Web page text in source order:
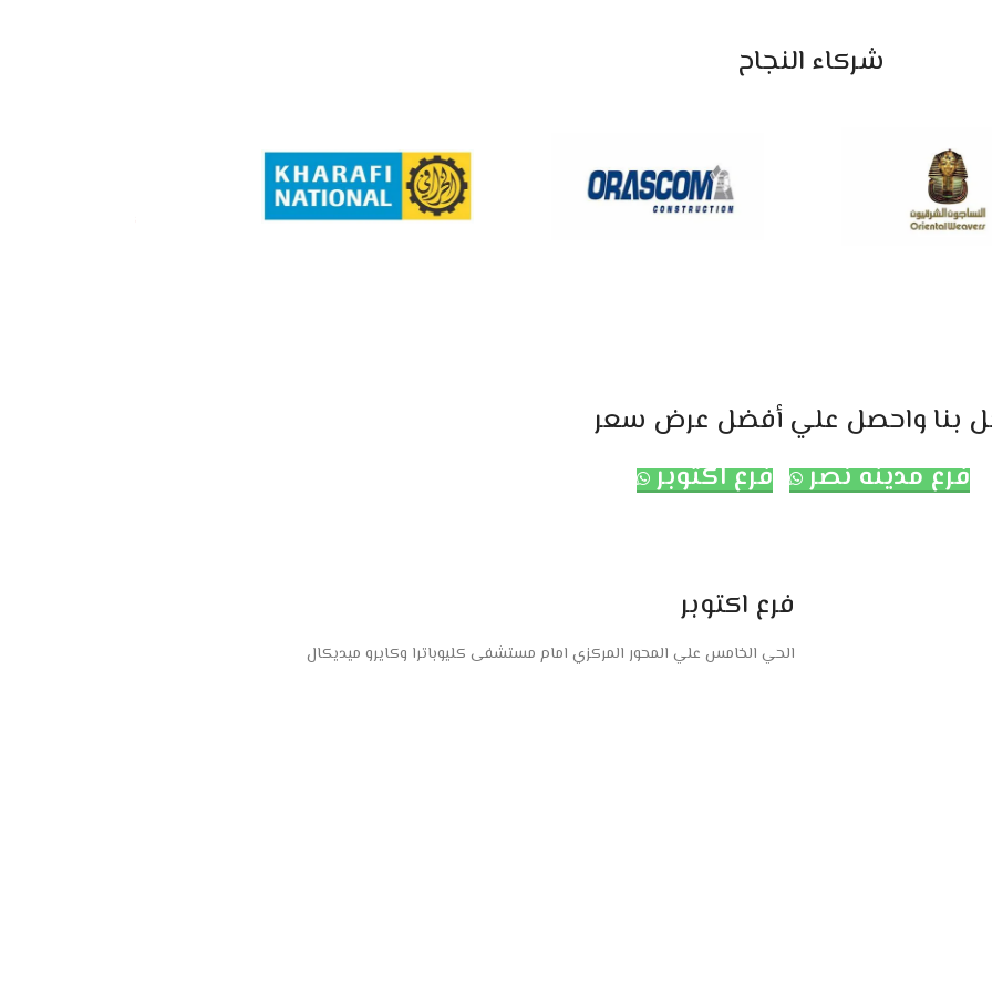
شركاء النجاح
بنا واحصل علي أفضل عرض سعر
فرع مدينه نصر
فرع اكتوبر
فرع اكتوبر
الحي الخامس علي المحور المركزي امام مستشفى كليوباترا وكايرو ميديكال